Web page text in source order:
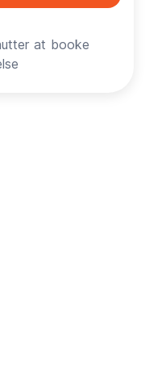
at booke